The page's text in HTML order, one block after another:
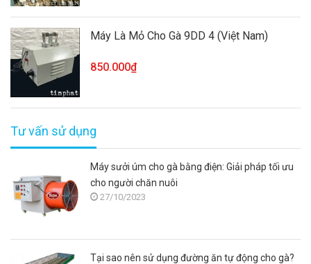
Máy Là Mỏ Cho Gà 9DD 4 (Việt Nam)
850.000₫
Tư vấn sử dụng
Máy sưởi úm cho gà bằng điện: Giải pháp tối ưu
cho người chăn nuôi
27/10/2023
Tại sao nên sử dụng đường ăn tự động cho gà?